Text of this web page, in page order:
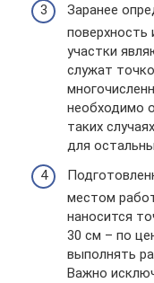
Заранее
поверхность
участки
служат
необходимо
таких
для
местом
наносится
30 см – по
выполнять
Важно